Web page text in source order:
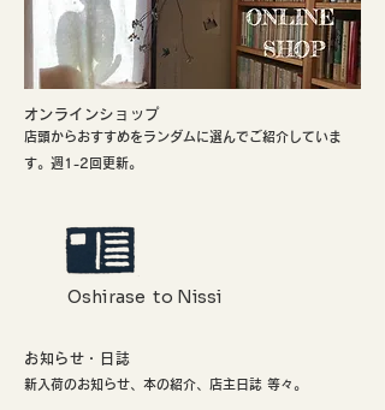
​オンラインショップ
店頭からおすすめをランダムに選んでご紹介していま
す。週1-2回更新。
Oshirase to Nissi
お知らせ・日誌
新入荷のお知らせ、本の紹介、店主日誌 等々。